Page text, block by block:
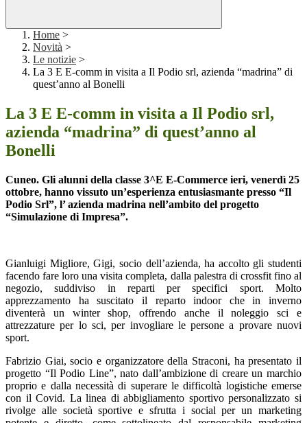
Home >
Novità >
Le notizie >
La 3 E E-comm in visita a Il Podio srl, azienda “madrina” di
quest’anno al Bonelli
La 3 E E-comm in visita a Il Podio srl,
azienda “madrina” di quest’anno al
Bonelli
Cuneo. Gli alunni della classe 3^E E-Commerce ieri, venerdì 25
ottobre, hanno vissuto un’esperienza entusiasmante presso “Il
Podio Srl”, l’ azienda madrina nell’ambito del progetto
“Simulazione di Impresa”.
Gianluigi Migliore, Gigi, socio dell’azienda, ha accolto gli studenti
facendo fare loro una visita completa, dalla palestra di crossfit fino al
negozio, suddiviso in reparti per specifici sport. Molto
apprezzamento ha suscitato il reparto indoor che in inverno
diventerà un winter shop, offrendo anche il noleggio sci e
attrezzature per lo sci, per invogliare le persone a provare nuovi
sport.
Fabrizio Giai, socio e organizzatore della Straconi, ha presentato il
progetto “Il Podio Line”, nato dall’ambizione di creare un marchio
proprio e dalla necessità di superare le difficoltà logistiche emerse
con il Covid. La linea di abbigliamento sportivo personalizzato si
rivolge alle società sportive e sfrutta i social per un marketing